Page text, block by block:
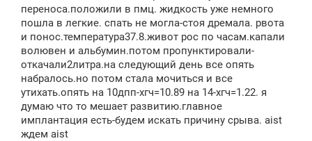
переноса.положили в пмц. жидкость уже немного
пошла в легкие. спать не могла-стоя дремала. рвота
и понос.температура37.8.живот рос по часам.капали
волювен и альбумин.потом пропунктировали-
откачали2литра.на следующий день все опять
набралось.но потом стала мочиться и все
утихать.опять на 10дпп-хгч=10.89 на 14-хгч=1.22. я
думаю что то мешает развитию.главное
имплантация есть-будем искать причину срыва. aist
ждем aist